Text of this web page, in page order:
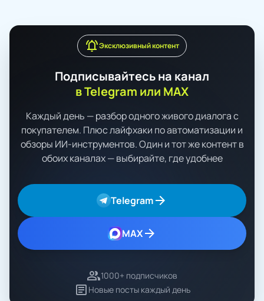
notifications_activeЭксклюзивный контент
Подписывайтесь на канал
в Telegram или MAX
Каждый день — разбор одного живого диалога с
покупателем. Плюс лайфхаки по автоматизации и
обзоры ИИ-инструментов. Один и тот же контент в
обоих каналах — выбирайте, где удобнее
Telegramarrow_forward
MAXarrow_forward
group1000+ подписчиков
article Новые посты каждый день